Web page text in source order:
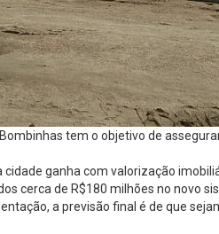
tem o objetivo de
ganha com valorização
cerca de R$180 milhões no novo
a previsão final é de que